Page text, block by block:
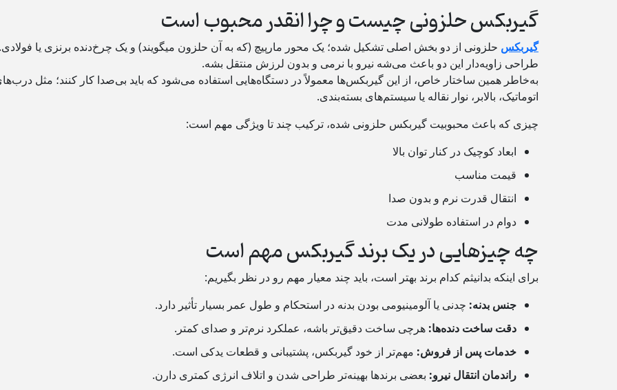
گیربکس حلزونی چیست و چرا انقدر محبوب است
گیربکس حلزونی از دو بخش اصلی تشکیل شده؛ یک محور مارپیچ (که به آن حلزون میگویند) و یک چرخ‌دنده برنزی یا فولادی.
طراحی زاویه‌دار این دو باعث می‌شه نیرو با نرمی و بدون لرزش منتقل بشه.
به‌خاطر همین ساختار خاص، از این گیربکس‌ها معمولاً در دستگاه‌هایی استفاده می‌شود که باید بی‌صدا کار کنند؛ مثل
اتوماتیک، بالابر، نوار نقاله یا سیستم‌های بسته‌بندی.
چیزی که باعث محبوبیت گیربکس حلزونی شده، ترکیب چند تا ویژگی مهم است:
ابعاد کوچیک در کنار توان بالا
قیمت مناسب
انتقال قدرت نرم و بدون صدا
دوام در استفاده‌ طولانی‌ مدت
چه چیزهایی در یک برند گیربکس مهم است
برای اینکه بدانیثم کدام برند بهتر است، باید چند معیار مهم رو در نظر بگیریم:
جنس بدنه: چدنی یا آلومینیومی بودن بدنه در استحکام و طول عمر بسیار تأثیر دارد.
دقت ساخت دنده‌ها: هرچی ساخت دقیق‌تر باشه، عملکرد نرم‌تر و صدای کمتر.
خدمات پس از فروش: مهم‌تر از خود گیربکس، پشتیبانی و قطعات یدکی است.
راندمان انتقال نیرو: بعضی برندها بهینه‌تر طراحی شدن و اتلاف انرژی کمتری دارن.